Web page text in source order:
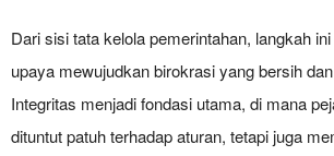
Dari sisi tata kelola pemerintahan, langkah
upaya mewujudkan birokrasi yang bersih
Integritas menjadi fondasi utama, di mana
dituntut patuh terhadap aturan, tetapi juga